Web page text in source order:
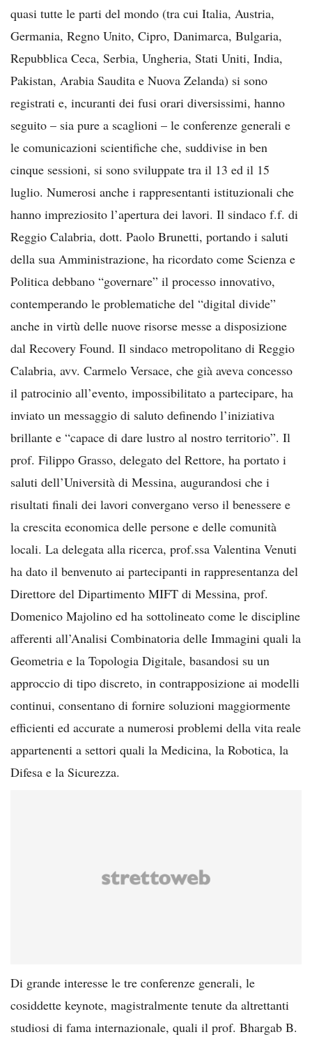
quasi tutte le parti del mondo (tra cui Italia, Austria,
Germania, Regno Unito, Cipro, Danimarca, Bulgaria,
Repubblica Ceca, Serbia, Ungheria, Stati Uniti, India,
Pakistan, Arabia Saudita e Nuova Zelanda) si sono
registrati e, incuranti dei fusi orari diversissimi, hanno
seguito – sia pure a scaglioni – le conferenze generali e
le comunicazioni scientifiche che, suddivise in ben
cinque sessioni, si sono sviluppate tra il 13 ed il 15
luglio. Numerosi anche i rappresentanti istituzionali che
hanno impreziosito l’apertura dei lavori. Il sindaco f.f. di
Reggio Calabria, dott. Paolo Brunetti, portando i saluti
della sua Amministrazione, ha ricordato come Scienza e
Politica debbano “governare” il processo innovativo,
contemperando le problematiche del “digital divide”
anche in virtù delle nuove risorse messe a disposizione
dal Recovery Found. Il sindaco metropolitano di Reggio
Calabria, avv. Carmelo Versace, che già aveva concesso
il patrocinio all’evento, impossibilitato a partecipare, ha
inviato un messaggio di saluto definendo l’iniziativa
brillante e “capace di dare lustro al nostro territorio”. Il
prof. Filippo Grasso, delegato del Rettore, ha portato i
saluti dell’Università di Messina, augurandosi che i
risultati finali dei lavori convergano verso il benessere e
la crescita economica delle persone e delle comunità
locali. La delegata alla ricerca, prof.ssa Valentina Venuti
ha dato il benvenuto ai partecipanti in rappresentanza del
Direttore del Dipartimento MIFT di Messina, prof.
Domenico Majolino ed ha sottolineato come le discipline
afferenti all’Analisi Combinatoria delle Immagini quali la
Geometria e la Topologia Digitale, basandosi su un
approccio di tipo discreto, in contrapposizione ai modelli
continui, consentano di fornire soluzioni maggiormente
efficienti ed accurate a numerosi problemi della vita reale
appartenenti a settori quali la Medicina, la Robotica, la
Difesa e la Sicurezza.
Di grande interesse le tre conferenze generali, le
cosiddette keynote, magistralmente tenute da altrettanti
studiosi di fama internazionale, quali il prof. Bhargab B.